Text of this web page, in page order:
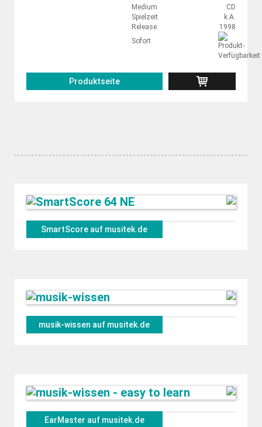
Medium
CD
Spielzeit
k.A.
Release
1998
Sofort
Produktseite
SmartScore auf musitek.de
musik-wissen auf musitek.de
EarMaster auf musitek.de